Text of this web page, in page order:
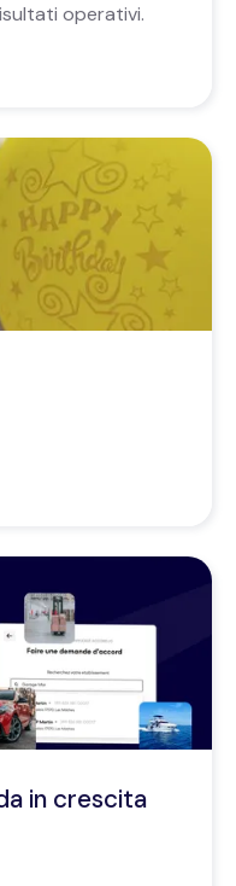
operativi.
in crescita